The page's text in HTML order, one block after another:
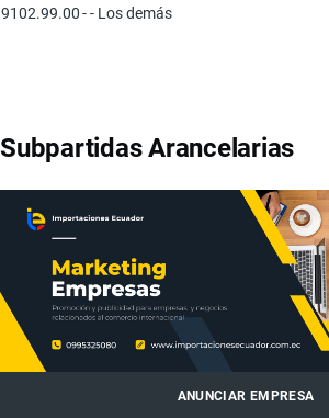
9102.99.00- - Los demás
Subpartidas Arancelarias
ANUNCIAR EMPRESA